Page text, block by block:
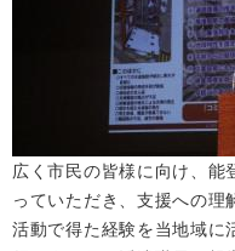
広く市民の皆様に向け、能
っていただき、支援への
活動で得た経験を当地域に